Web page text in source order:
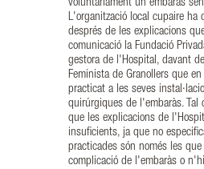
voluntàriament un embaràs
L'organització local cupaire ha
després de les explicacions
comunicació la Fundació
gestora de l'Hospital, davant
Feminista de Granollers que
practicat a les seves
quirúrgiques de l'embaràs. Tal
que les explicacions de
insuficients, ja que no
practicades són només les
complicació de l'embaràs o